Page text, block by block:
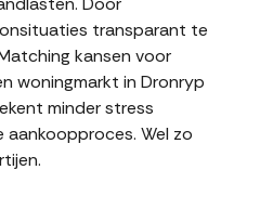
transparant te
kansen voor
woningmarkt in Dronryp
minder stress
Wel zo